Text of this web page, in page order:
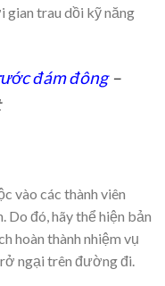
gian trau dồi kỹ năng
đám đông–
vào các thành viên
Do đó, hãy thể hiện bản
hoàn thành nhiệm vụ
ngại trên đường đi.